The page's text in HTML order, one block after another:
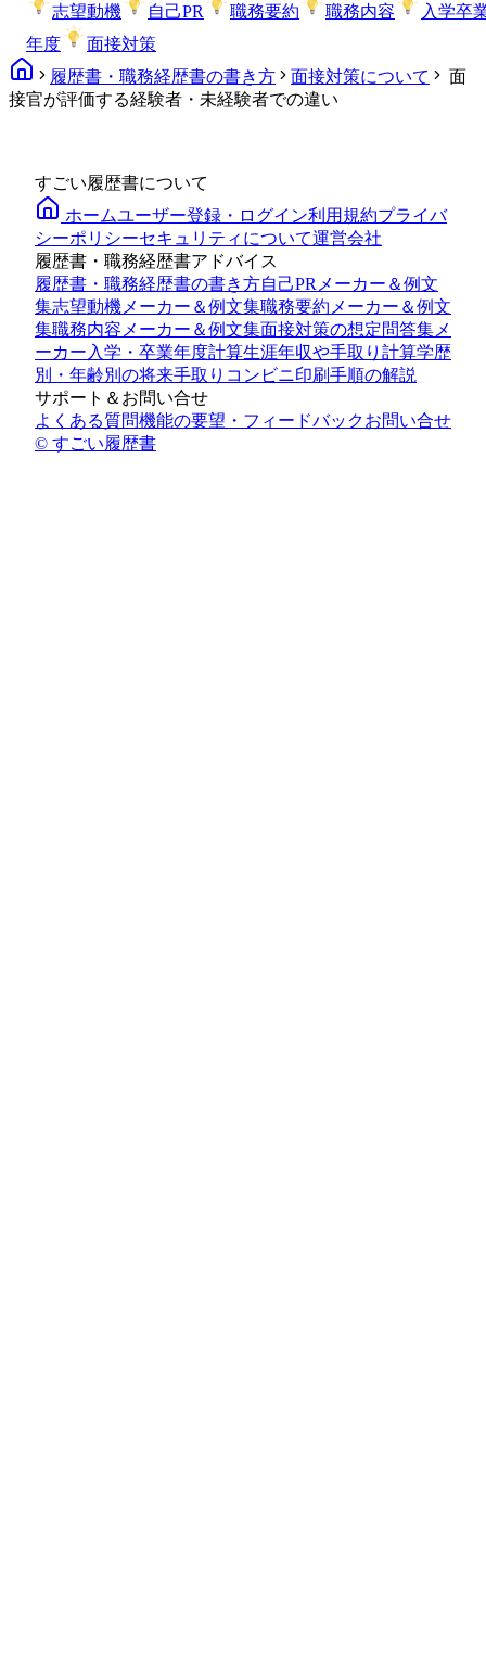
志望動機
自己PR 職務要約 職務内容
入学卒
年度
面接対策
履歴書・職務経歴書の書き方
面接対策について
面
接官が評価する経験者・未経験者での違い
すごい履歴書について
ホームユーザー登録・ログイン利用規約プライバ
シーポリシーセキュリティについて運営会社
履歴書・職務経歴書アドバイス
履歴書・職務経歴書の書き方自己PRメーカー＆例文
集志望動機メーカー＆例文集職務要約メーカー＆例文
集職務内容メーカー＆例文集面接対策の想定問答集メ
ーカー 入学・卒業年度計算生涯年収や手取り計算学歴
別・年齢別の将来手取り コンビニ印刷手順の解説
サポート＆お問い合せ
よくある質問機能の要望・フィードバックお問い合せ
© すごい履歴書